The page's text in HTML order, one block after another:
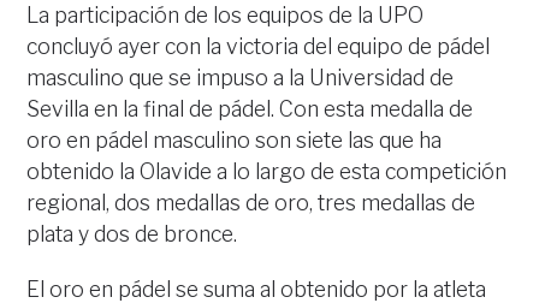
La participación de los equipos de la UPO
concluyó ayer con la victoria del equipo de pádel
masculino que se impuso a la Universidad de
Sevilla en la final de pádel. Con esta medalla de
oro en pádel masculino son siete las que ha
obtenido la Olavide a lo largo de esta competición
regional, dos medallas de oro, tres medallas de
plata y dos de bronce.
El oro en pádel se suma al obtenido por la atleta